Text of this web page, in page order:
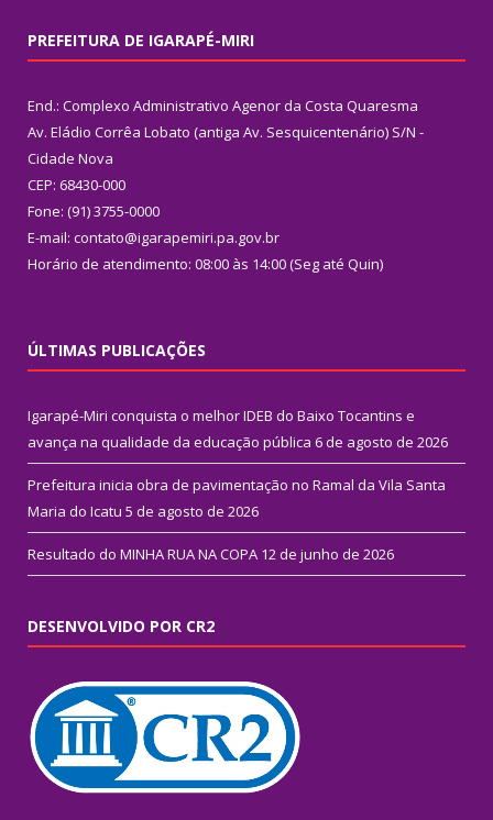
PREFEITURA DE IGARAPÉ-MIRI
End.: Complexo Administrativo Agenor da Costa Quaresma
Av. Eládio Corrêa Lobato (antiga Av. Sesquicentenário) S/N -
Cidade Nova
CEP: 68430-000
Fone: (91) 3755-0000
E-mail: contato@igarapemiri.pa.gov.br
Horário de atendimento: 08:00 às 14:00 (Seg até Quin)
ÚLTIMAS PUBLICAÇÕES
Igarapé-Miri conquista o melhor IDEB do Baixo Tocantins e
avança na qualidade da educação pública 6 de agosto de 2026
Prefeitura inicia obra de pavimentação no Ramal da Vila Santa
Maria do Icatu 5 de agosto de 2026
Resultado do MINHA RUA NA COPA 12 de junho de 2026
DESENVOLVIDO POR CR2